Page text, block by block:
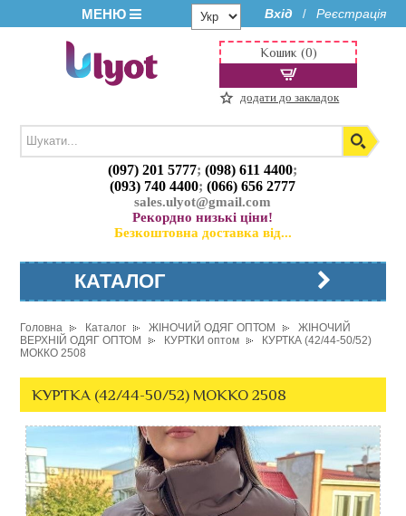
МЕНЮ Вхід / Реєстрація
(097) 201 5777;(098) 611 4400;
(093) 740 4400;(066) 656 2777
sales.ulyot@gmail.com
Рекордно низькі ціни!
Безкоштовна доставка від...
Кошик (0)
додати до закладок
КАТАЛОГ
Головна Каталог ЖІНОЧИЙ ОДЯГ ОПТОМ
ЖІНОЧИЙ
ВЕРХНІЙ ОДЯГ ОПТОМ
КУРТКИ оптом
КУРТКА (42/44-50/52)
МОККО 2508
КУРТКА (42/44-50/52) МОККО 2508